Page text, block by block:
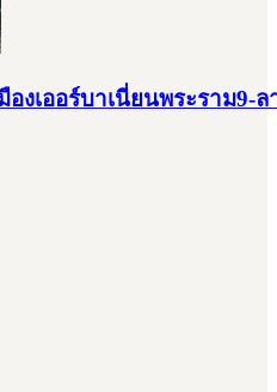
งเออร์บาเนี่ยนพระราม9-